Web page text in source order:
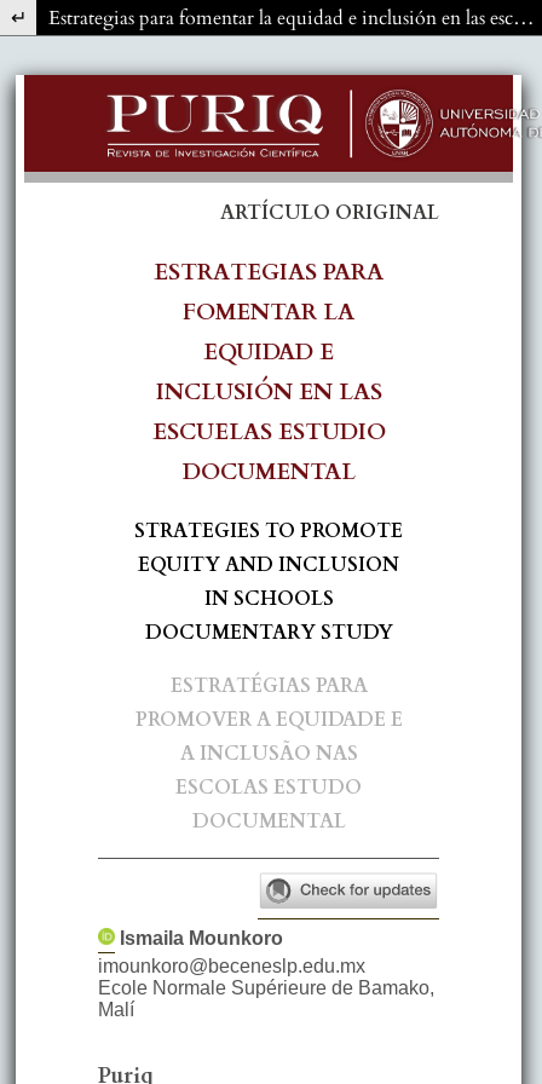
Volver a los detalles del artículo Estrategias para fomentar la equidad e inclusión en las escuelas. Estudio documental